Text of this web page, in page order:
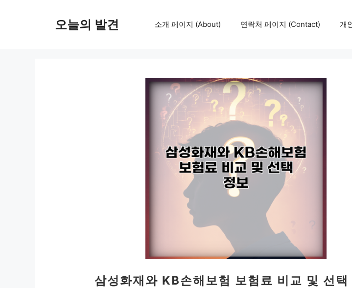
오늘의 발견 소개 페이지 (About) 연락처 페이지 (Contact) 개
삼성화재와 KB손해보험 보험료 비교 및 선택